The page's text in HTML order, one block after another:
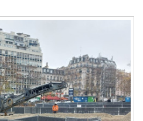
vous intéresser